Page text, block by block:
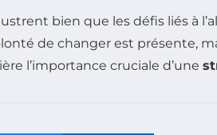
bien que les défis liés à
de changer est présente,
l’importance cruciale d’une